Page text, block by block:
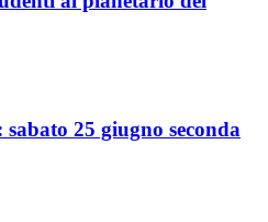
25 giugno seconda